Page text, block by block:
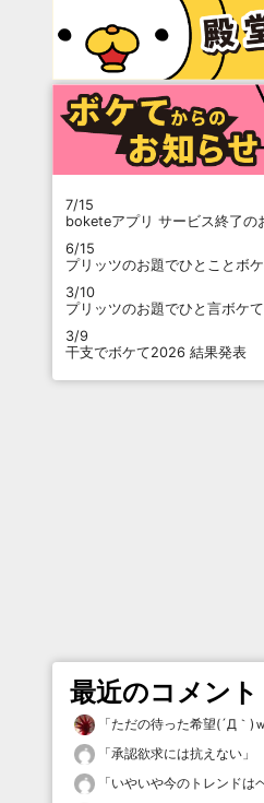
7/15
boketeアプリ サービス終了の
6/15
プリッツのお題でひとことボ
3/10
プリッツのお題でひと言ボケ
3/9
干支でボケて2026 結果発表
最近のコメント
「ただの待った希望(´Д｀)
「承認欲求には抗えない 」
「いやいや今のトレンドは